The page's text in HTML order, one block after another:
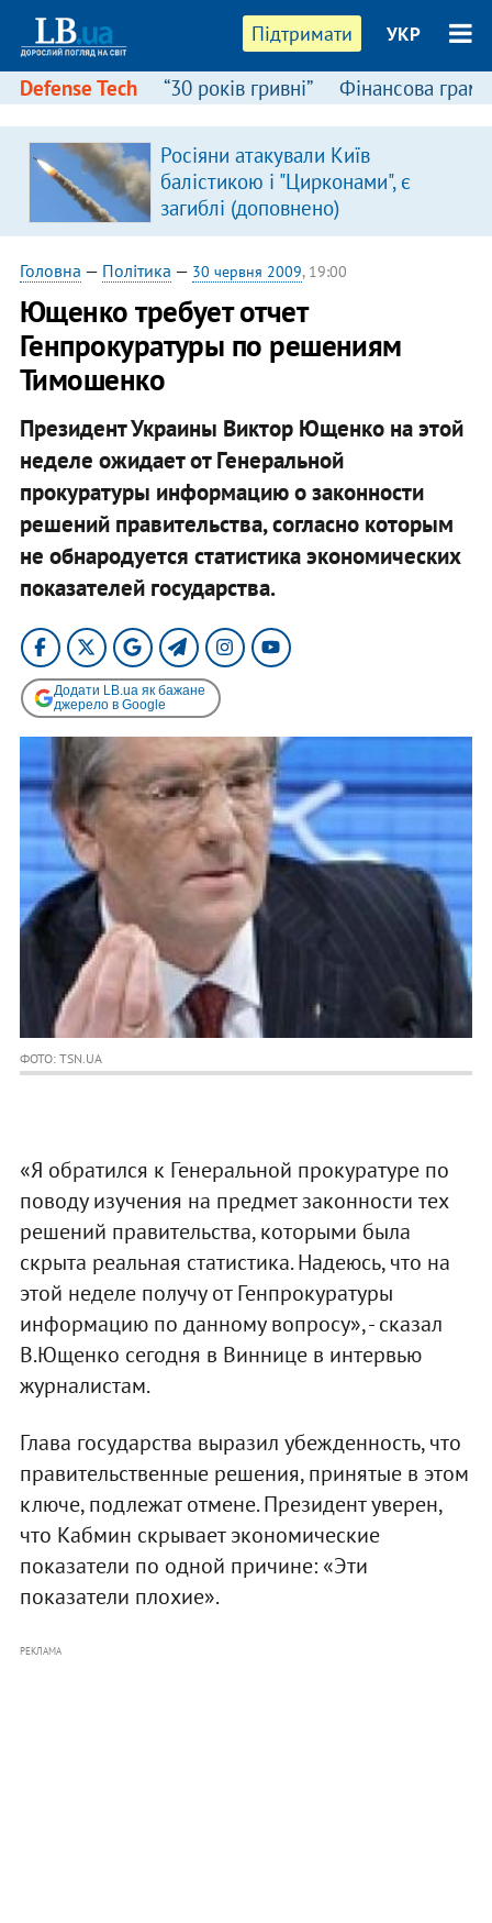
Підтримати УКР
Defense Tech “30 років гривні” Фінансова
Росіяни атакували Київ
балістикою і "Цирконами", є
загиблі (доповнено)
Головна — Політика — 30 червня 2009, 19:00
Ющенко требует отчет
Генпрокуратуры по решениям
Тимошенко
Президент Украины Виктор Ющенко на этой
неделе ожидает от Генеральной
прокуратуры информацию о законности
решений правительства, согласно которым
не обнародуется статистика экономических
показателей государства.
Додати LB.ua як бажане
джерело в Google
ФОТО: TSN.UA
«Я обратился к Генеральной прокуратуре по
поводу изучения на предмет законности тех
решений правительства, которыми была
скрыта реальная статистика. Надеюсь, что на
этой неделе получу от Генпрокуратуры
информацию по данному вопросу», - сказал
В.Ющенко сегодня в Виннице в интервью
журналистам.
Глава государства выразил убежденность, что
правительственные решения, принятые в этом
ключе, подлежат отмене. Президент уверен,
что Кабмин скрывает экономические
показатели по одной причине: «Эти
показатели плохие».
РЕКЛАМА